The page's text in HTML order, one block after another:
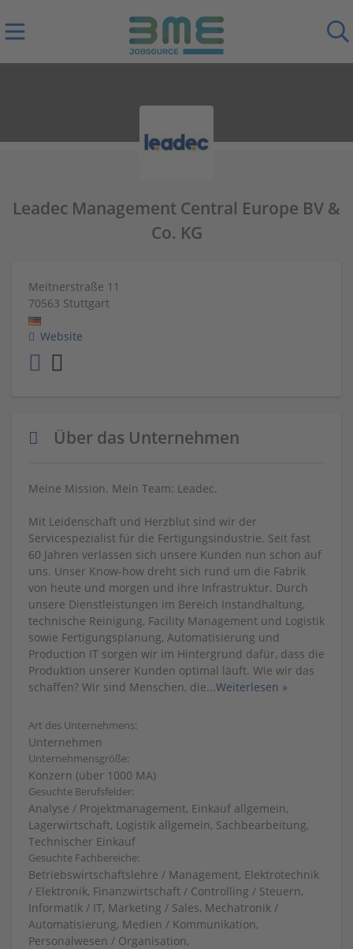
Leadec Management Central Europe BV &
Co. KG
Meitnerstraße 11
70563 Stuttgart
Website
Über das Unternehmen
Meine Mission. Mein Team: Leadec.
Mit Leidenschaft und Herzblut sind wir der
Servicespezialist für die Fertigungsindustrie. Seit fast
60 Jahren verlassen sich unsere Kunden nun schon auf
uns. Unser Know-how dreht sich rund um die Fabrik
von heute und morgen und ihre Infrastruktur. Durch
unsere Dienstleistungen im Bereich Instandhaltung,
technische Reinigung, Facility Management und Logistik
sowie Fertigungsplanung, Automatisierung und
Production IT sorgen wir im Hintergrund dafür, dass die
Produktion unserer Kunden optimal läuft. Wie wir das
schaffen? Wir sind Menschen, die...Weiterlesen »
Art des Unternehmens:
Unternehmen
Unternehmensgröße:
Konzern (über 1000 MA)
Gesuchte Berufsfelder:
Analyse / Projektmanagement, Einkauf allgemein,
Lagerwirtschaft, Logistik allgemein, Sachbearbeitung,
Technischer Einkauf
Gesuchte Fachbereiche:
Betriebswirtschaftslehre / Management, Elektrotechnik
/ Elektronik, Finanzwirtschaft / Controlling / Steuern,
Informatik / IT, Marketing / Sales, Mechatronik /
Automatisierung, Medien / Kommunikation,
Personalwesen / Organisation,